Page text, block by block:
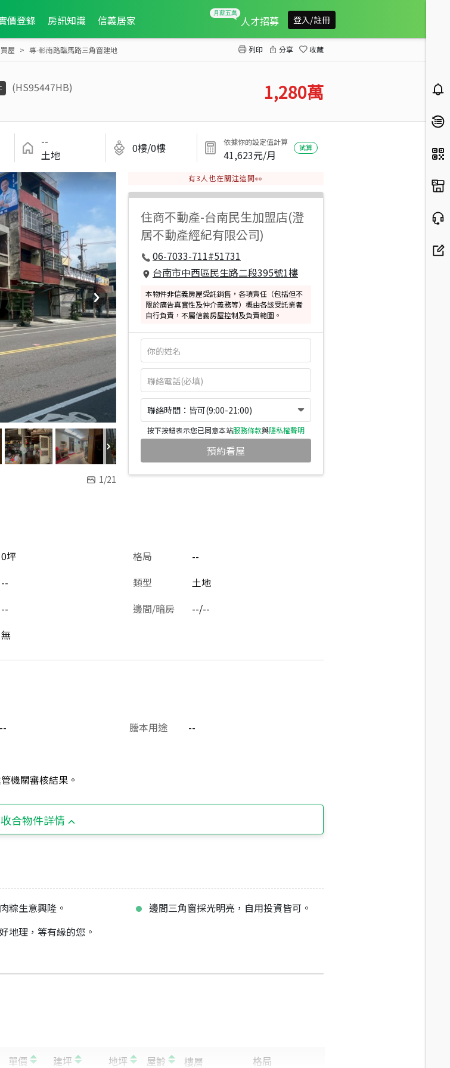
價登錄 房訊知識 信義居家 人才招募 登入/註冊
屋 專-彰南路臨馬路三角窗建地 列印 分享 收藏
(HS95447HB)
1,280萬
--
土地
0樓/0樓 依據你的設定值計算
41,623元/月
試算
1/21
有3 人也在關注這間👀
住商不動產-台南民生加盟店(澄
居不動產經紀有限公司)
06-7033-711#51731
台南市中西區民生路二段395號1樓
本物件非信義房屋受託銷售，各項責任（包括但不
限於廣告真實性及仲介義務等）概由各該受託業者
自行負責，不屬信義房屋控制及負責範圍。
聯絡時間：皆可(9:00-21:00)
按下按鈕表示您已同意本站服務條款與隱私權聲明
預約看屋
0坪 格局
--
-- 類型
土地
-- 邊間/暗房
--/--
無
-- 謄本用途
--
機關審核結果。
收合物件詳情
粽生意興隆。
邊間三角窗採光明亮，自用投資皆可。
地理，等有緣的您。